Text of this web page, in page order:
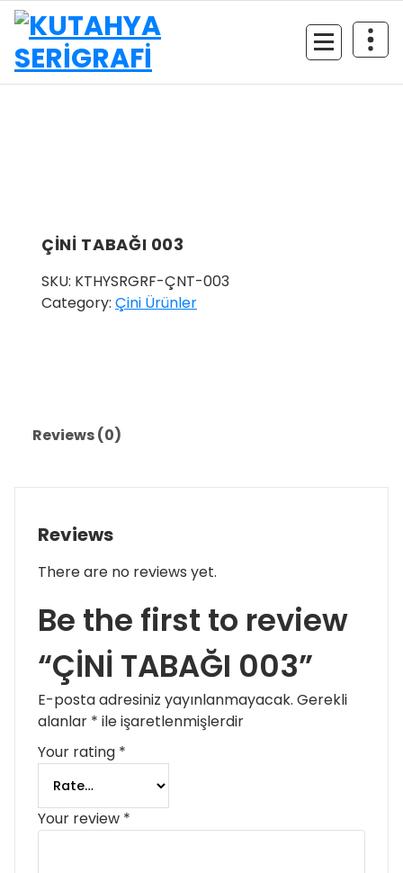
İçeriğe
geç
ÇİNİ TABAĞI 003
SKU: KTHYSRGRF-ÇNT-003
Category: Çini Ürünler
Reviews (0)
Reviews
There are no reviews yet.
Be the first to review
“ÇİNİ TABAĞI 003”
E-posta adresiniz yayınlanmayacak. Gerekli
alanlar * ile işaretlenmişlerdir
Your rating *
Your review *